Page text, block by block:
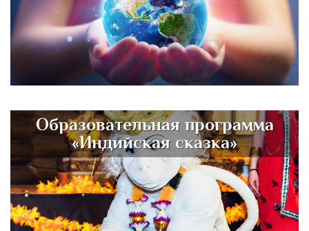
Образовательная программа
«Индийская сказка»